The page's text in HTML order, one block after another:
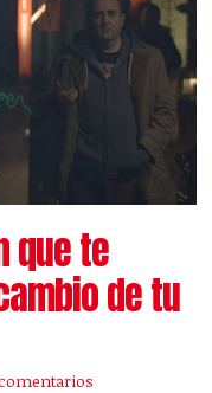
que te
de tu